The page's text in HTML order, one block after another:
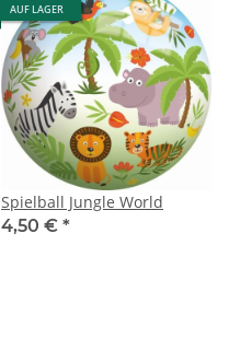
AUF LAGER
Spielball Jungle World
4,50 € *